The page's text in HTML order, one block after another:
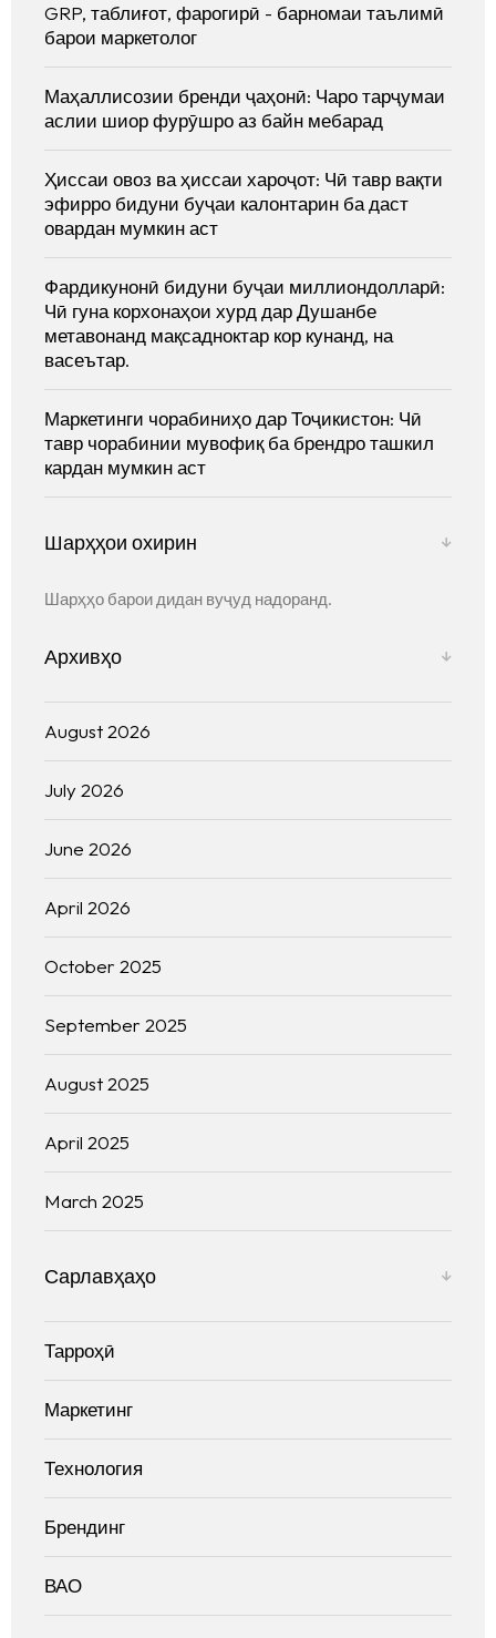
GRP, таблиғот, фарогирӣ - барномаи таълимӣ
барои маркетолог
Маҳаллисозии бренди ҷаҳонӣ: Чаро тарҷумаи
аслии шиор фурӯшро аз байн мебарад
Ҳиссаи овоз ва ҳиссаи хароҷот: Чӣ тавр вақти
эфирро бидуни буҷаи калонтарин ба даст
овардан мумкин аст
Фардикунонӣ бидуни буҷаи миллиондолларӣ:
Чӣ гуна корхонаҳои хурд дар Душанбе
метавонанд мақсадноктар кор кунанд, на
васеътар.
Маркетинги чорабиниҳо дар Тоҷикистон: Чӣ
тавр чорабинии мувофиқ ба брендро ташкил
кардан мумкин аст
Шарҳҳои охирин
Шарҳҳо барои дидан вуҷуд надоранд.
Архивҳо
August 2026
July 2026
June 2026
April 2026
October 2025
September 2025
August 2025
April 2025
March 2025
Сарлавҳаҳо
Тарроҳӣ
Маркетинг
Технология
Брендинг
ВАО